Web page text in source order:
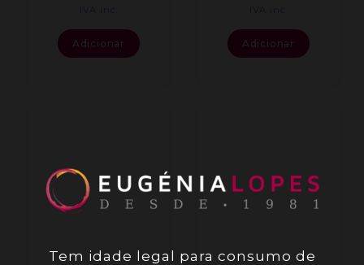
Adicionar Adicionar
Tem idade legal para consumo de